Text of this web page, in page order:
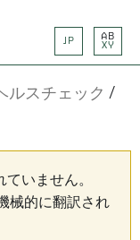
JP
AB
XY
ルスチェック
いません。
械的に翻訳され